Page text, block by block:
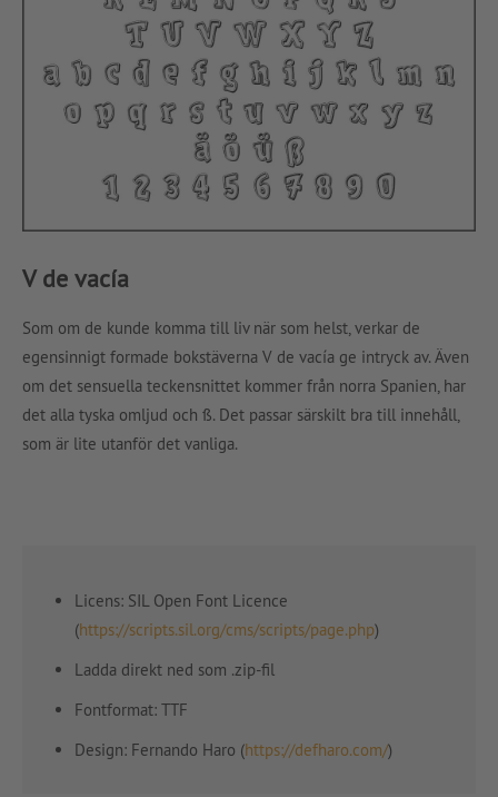
V de vacía
Som om de kunde komma till liv när som helst, verkar de
egensinnigt formade bokstäverna V de vacía ge intryck av. Även
om det sensuella teckensnittet kommer från norra Spanien, har
det alla tyska omljud och ß. Det passar särskilt bra till innehåll,
som är lite utanför det vanliga.
Licens: SIL Open Font Licence
(https://scripts.sil.org/cms/scripts/page.php)
Ladda direkt ned som .zip-fil
Fontformat: TTF
Design: Fernando Haro (https://defharo.com/)